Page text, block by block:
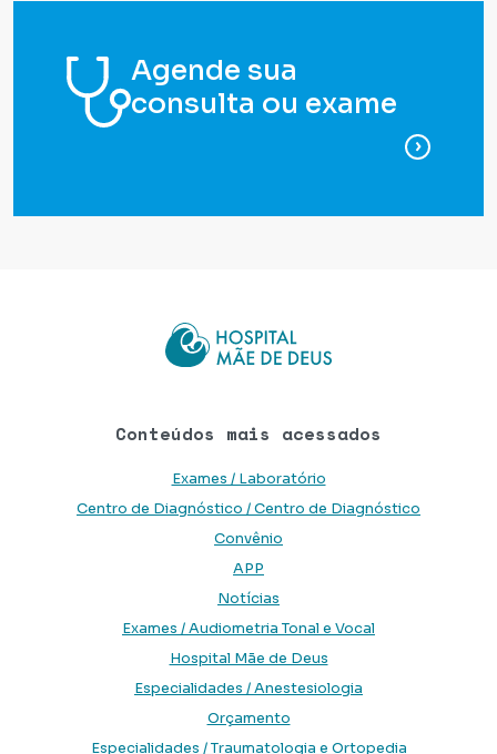
Agende sua
consulta ou exame
para
Conteúdos mais acessados
Exames / Laboratório
Centro de Diagnóstico / Centro de Diagnóstico
Convênio
APP
Notícias
Exames / Audiometria Tonal e Vocal
Hospital Mãe de Deus
Especialidades / Anestesiologia
Orçamento
Especialidades / Traumatologia e Ortopedia